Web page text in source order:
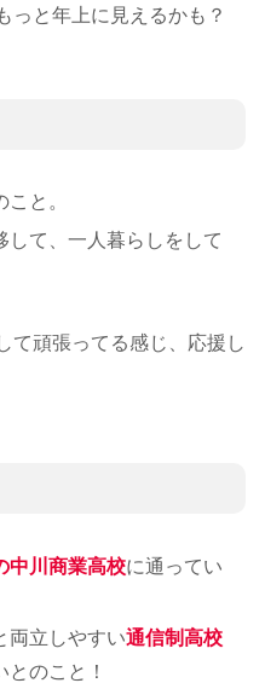
っと年上に見えるかも？
こと。
して、一人暮らしをして
て頑張ってる感じ、応援し
中川商業高校に通ってい
両立しやすい通信制高校
のこと！